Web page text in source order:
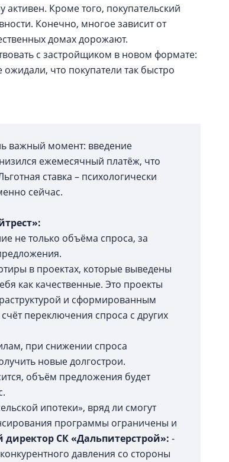
Кроме того, покупательский
Конечно, многое зависит от
домах дорожают.
с застройщиком в новом формате:
что покупатели так быстро
важный момент: введение
ежемесячный платёж, что
ставка – психологически
сейчас.
не только объёма спроса, за
в проектах, которые выведены
как качественные. Это проекты
и сформированным
переключения спроса с других
при снижении спроса
новые долгострои.
объём предложения будет
ипотеки», вряд ли смогут
программы ограничены и
СК «Дальпитерстрой»: -
давления со стороны